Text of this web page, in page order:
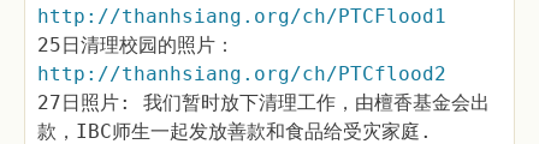
http://thanhsiang.org/ch/PTCFlood1
25日清理校园的照片：
http://thanhsiang.org/ch/PTCflood2
27日照片: 我们暂时放下清理工作，由檀香基金会出
款，IBC师生一起发放善款和食品给受灾家庭.